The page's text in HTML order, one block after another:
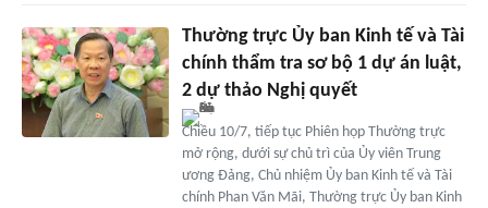
Thường trực Ủy ban Kinh tế và Tài
chính thẩm tra sơ bộ 1 dự án luật,
2 dự thảo Nghị quyết
Chiều 10/7, tiếp tục Phiên họp Thường trực
mở rộng, dưới sự chủ trì của Ủy viên Trung
ương Đảng, Chủ nhiệm Ủy ban Kinh tế và Tài
chính Phan Văn Mãi, Thường trực Ủy ban Kinh